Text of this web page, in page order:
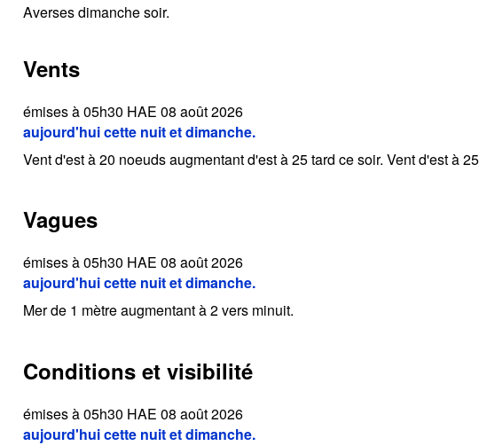
Averses dimanche soir.
Vents
émises à 05h30 HAE 08 août 2026
aujourd'hui cette nuit et dimanche.
Vent d'est à 20 noeuds augmentant d'est à 25 tard ce soir. Vent d'est à
Vagues
émises à 05h30 HAE 08 août 2026
aujourd'hui cette nuit et dimanche.
Mer de 1 mètre augmentant à 2 vers minuit.
Conditions et visibilité
émises à 05h30 HAE 08 août 2026
aujourd'hui cette nuit et dimanche.